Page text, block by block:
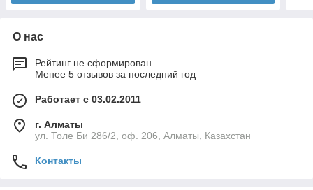
О нас
Рейтинг не сформирован
Менее 5 отзывов за последний год
Работает с 03.02.2011
г. Алматы
ул. Толе Би 286/2, оф. 206, Алматы, Казахстан
Контакты